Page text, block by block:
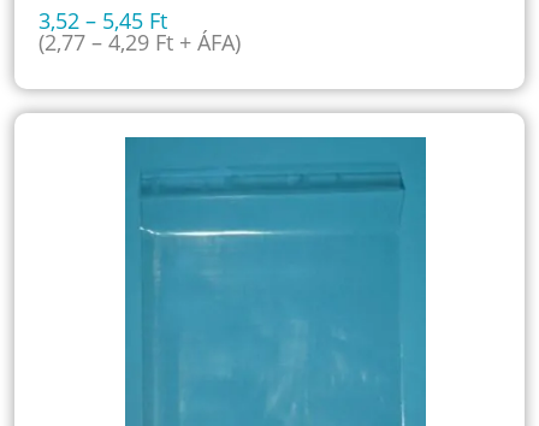
3,52– 5,45 Ft
(2,77–4,29 Ft + ÁFA)